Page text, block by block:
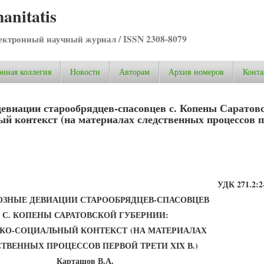
научный журнал / ISSN 2308-8079
коллегия Новости Авторам Архив номеров
старообрядцев-спасовцев с. Копены
контекст (на материалах следственных процессов
УДК 271.2
ДЕВИАЦИИ СТАРООБРЯДЦЕВ-СПАСОВЦЕВ
С. КОПЕНЫ САРАТОВСКОЙ ГУБЕРНИИ:
СОЦИАЛЬНЫЙ КОНТЕКСТ(НА МАТЕРИАЛАХ
ПРОЦЕССОВ ПЕРВОЙ ТРЕТИ XIX В.)
Карташов В.А.